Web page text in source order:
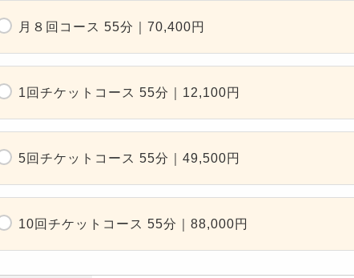
月８回コース 55分｜70,400円
1回チケットコース 55分｜12,100円
5回チケットコース 55分｜49,500円
10回チケットコース 55分｜88,000円